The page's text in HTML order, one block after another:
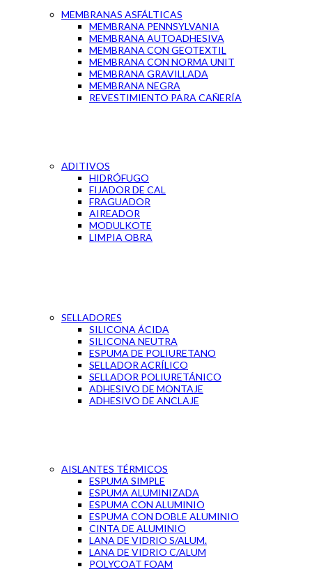
MEMBRANAS ASFÁLTICAS
MEMBRANA PENNSYLVANIA
MEMBRANA AUTOADHESIVA
MEMBRANA CON GEOTEXTIL
MEMBRANA CON NORMA UNIT
MEMBRANA GRAVILLADA
MEMBRANA NEGRA
REVESTIMIENTO PARA CAÑERÍA
ADITIVOS
HIDRÓFUGO
FIJADOR DE CAL
FRAGUADOR
AIREADOR
MODULKOTE
LIMPIA OBRA
SELLADORES
SILICONA ÁCIDA
SILICONA NEUTRA
ESPUMA DE POLIURETANO
SELLADOR ACRÍLICO
SELLADOR POLIURETÁNICO
ADHESIVO DE MONTAJE
ADHESIVO DE ANCLAJE
AISLANTES TÉRMICOS
ESPUMA SIMPLE
ESPUMA ALUMINIZADA
ESPUMA CON ALUMINIO
ESPUMA CON DOBLE ALUMINIO
CINTA DE ALUMINIO
LANA DE VIDRIO S/ALUM.
LANA DE VIDRIO C/ALUM
POLYCOAT FOAM